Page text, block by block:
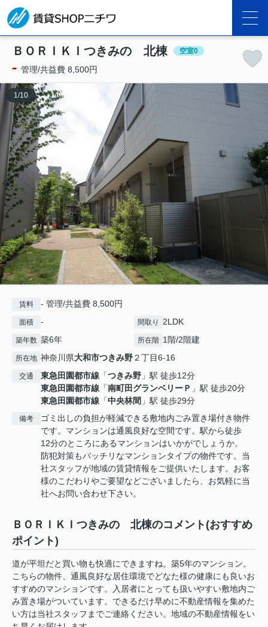
ＢＯＲＩＫＩつきみの 北棟 空室0
- 管理/共益費 8,500円
1 /10
賃料 - 管理/共益費 8,500円
面積 - 間取り 2LDK
築年数 築6年 所在階 1階/2階建
所在地 神奈川県大和市つきみ野２丁目6-16
交通 東急田園都市線 「つきみ野 」駅 徒歩12分
東急田園都市線 「南町田グランベリーＰ 」駅 徒歩20分
東急田園都市線 「中央林間 」駅 徒歩29分
備考
ゴミ出しの負担が軽減できる敷地内ごみ置き場付き物件
です。マンションは通風良好な空間です。駅から徒歩
12分のところにあるマンションはいかがでしょうか。
防犯対策もバッチリなマンションタイプの物件です。当
社スタッフが地域の賃貸情報をご提供いたします。お客
様のこだわりやご要望などございましたら、お気軽に当
社へお問い合わせ下さい。
ＢＯＲＩＫＩつきみの 北棟のコメント(おすすめ
ポイント)
道が平坦だと買い物も快適にできますね。築5年のマンション。
こちらの物件、通風良好な居住環境でどなた様の健康にも良いお
すすめのマンションです。入居者にとっても扱いやすい敷地内ご
み置き場がついています。できるだけ早めに不動産情報を集めた
い方は当社スタッフまでご連絡ください。地域の不動産情報をい